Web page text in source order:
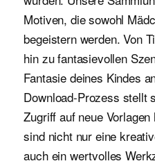
Motiven, die sowohl
begeistern werden. Von
hin zu fantasievollen
Fantasie deines Kindes
Download-Prozess stellt
Zugriff auf neue
sind nicht nur eine
auch ein wertvolles